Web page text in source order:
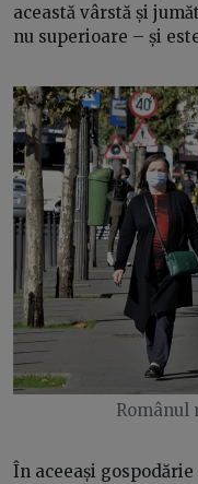
această vârstă și
nu superioare – și
Românul
În aceeași